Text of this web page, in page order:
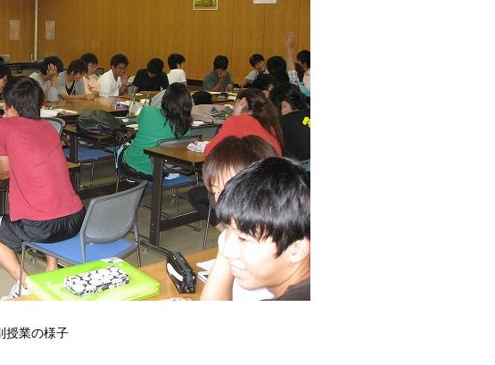
授業の様子